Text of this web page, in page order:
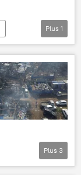
Plus 1
Plus 3